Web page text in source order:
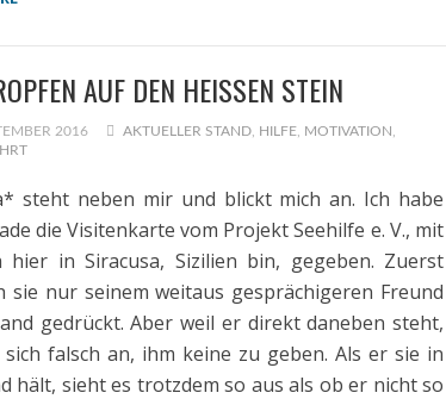
AUF DEN HEISSEN STEIN
2016 AKTUELLER STAND HILFE MOTIVATION
* steht neben mir und blickt mich an. Ich habe
die Visitenkarte vom Projekt Seehilfe e. V., mit
hier in Siracusa, Sizilien bin, gegeben. Zuerst
sie nur seinem weitaus gesprächigeren Freund
gedrückt. Aber weil er direkt daneben steht,
falsch an, ihm keine zu geben. Als er sie in
hält, sieht es trotzdem so aus als ob er nicht so